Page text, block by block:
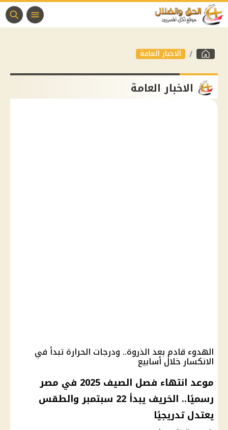
الاخبار العامة
الاخبار العامة
الهدوء قادم بعد الذروة.. ودرجات الحرارة تبدأ في
الانكسار خلال أسابيع
موعد انتهاء فصل الصيف 2025 في مصر
رسميًا.. الخريف يبدأ 22 سبتمبر والطقس
يعتدل تدريجيًا